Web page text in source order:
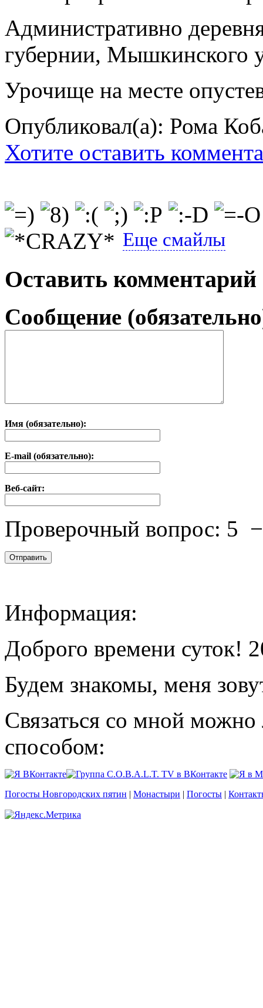
Административно
губернии, Мышкинского
Урочище на месте
Опубликовал(а): Рома
Хотите оставить
Еще смайлы
Оставить комментарий
Сообщение
Имя (обязательно):
E-mail (обязательно):
Веб-сайт:
Проверочный вопрос: 5
Информация:
Доброго времени суток!
Будем знакомы, меня
Связаться со мной
способом:
Погосты Новгородских пятин | Монастыри | Погосты |